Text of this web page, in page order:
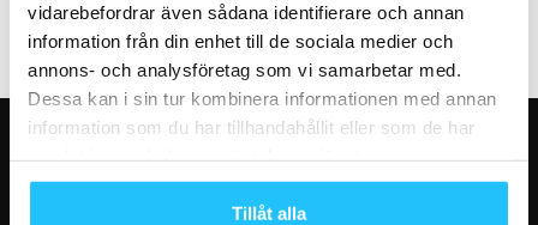
vidarebefordrar även sådana identifierare och annan
information från din enhet till de sociala medier och
annons- och analysföretag som vi samarbetar med.
Dessa kan i sin tur kombinera informationen med annan
information som du har tillhandahållit eller som de har
Tillåt alla
VÅRA FAVORITER
Nike satsar på hybridträning när Hyrox formar